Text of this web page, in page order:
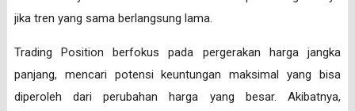
jika tren yang sama berlangsung lama.
Trading Position berfokus pada pergerakan harga jangka
panjang, mencari potensi keuntungan maksimal yang bisa
diperoleh dari perubahan harga yang besar. Akibatnya,